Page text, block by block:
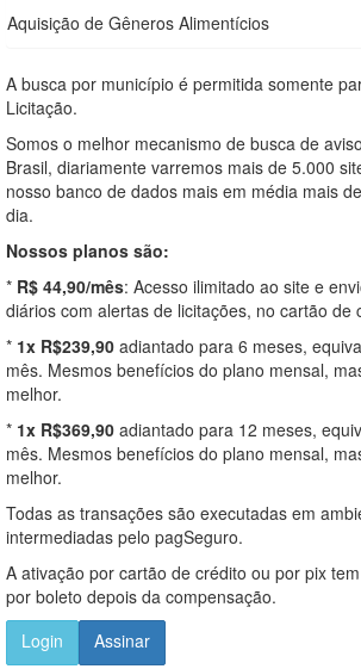
Aquisição de Gêneros Alimentícios
A busca por município é permitida somente
Licitação.
Somos o melhor mecanismo de busca de
Brasil, diariamente varremos mais de 5.000
nosso banco de dados mais em média mais
dia.
Nossos planos são:
* R$ 44,90/mês: Acesso ilimitado ao site e
diários com alertas de licitações, no cartão de
* 1x R$239,90 adiantado para 6 meses,
mês. Mesmos benefícios do plano mensal,
melhor.
* 1x R$369,90 adiantado para 12 meses,
mês. Mesmos benefícios do plano mensal,
melhor.
Todas as transações são executadas em
intermediadas pelo pagSeguro.
A ativação por cartão de crédito ou por pix
por boleto depois da compensação.
Login
Assinar